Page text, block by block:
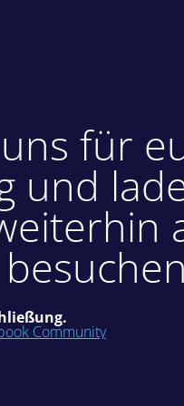
für
und
Community